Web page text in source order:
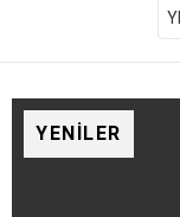
YENILER